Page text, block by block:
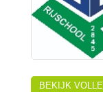
BEKIJK